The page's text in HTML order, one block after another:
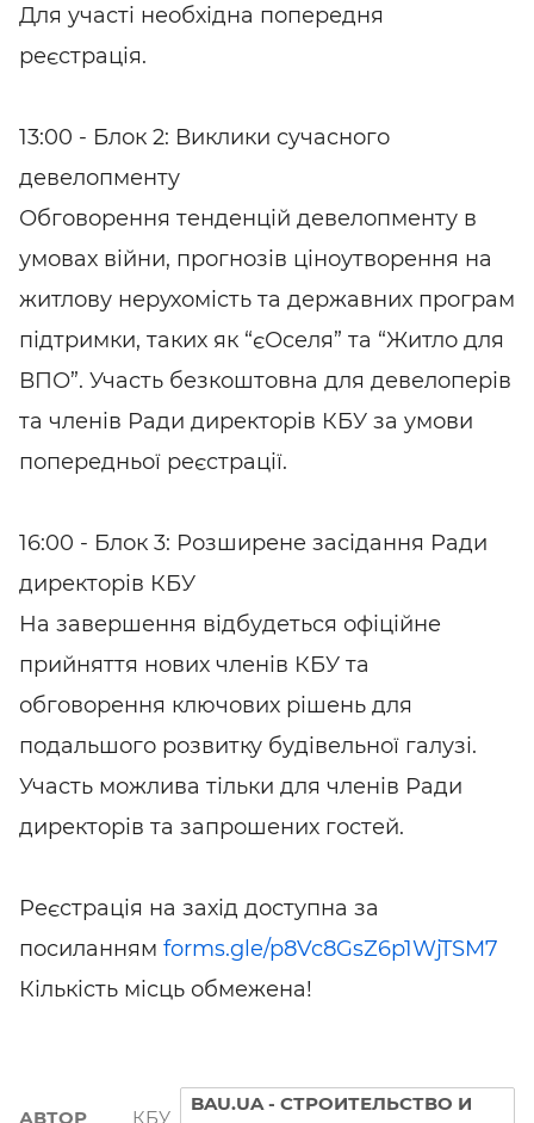
Для участі необхідна попередня
реєстрація.
13:00 - Блок 2: Виклики сучасного
девелопменту
Обговорення тенденцій девелопменту в
умовах війни, прогнозів ціноутворення на
житлову нерухомість та державних програм
підтримки, таких як “єОселя” та “Житло для
ВПО”. Участь безкоштовна для девелоперів
та членів Ради директорів КБУ за умови
попередньої реєстрації.
16:00 - Блок 3: Розширене засідання Ради
директорів КБУ
На завершення відбудеться офіційне
прийняття нових членів КБУ та
обговорення ключових рішень для
подальшого розвитку будівельної галузі.
Участь можлива тільки для членів Ради
директорів та запрошених гостей.
Реєстрація на захід доступна за
посиланням forms.gle/p8Vc8GsZ6p1WjTSM7
Кількість місць обмежена!
АВТОР КБУ
BAU.UA - СТРОИТЕЛЬСТВО И